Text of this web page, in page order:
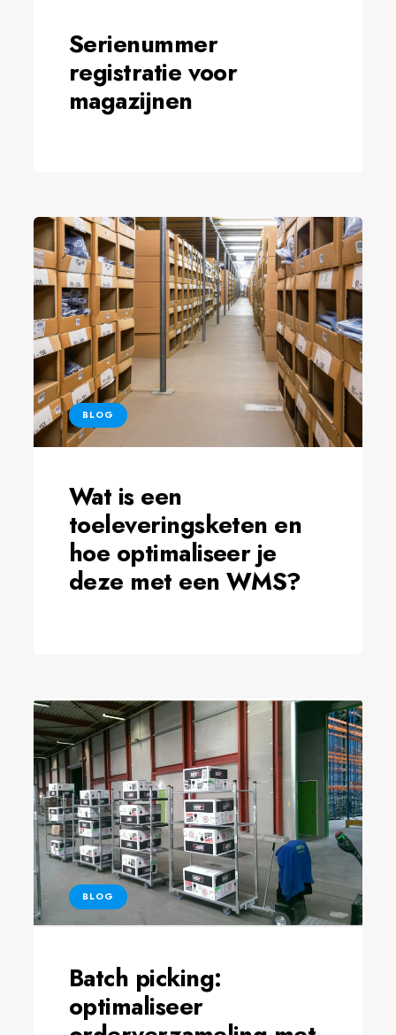
Serienummer
registratie voor
magazijnen
BLOG
Wat is een
toeleveringsketen en
hoe optimaliseer je
deze met een WMS?
BLOG
Batch picking:
optimaliseer